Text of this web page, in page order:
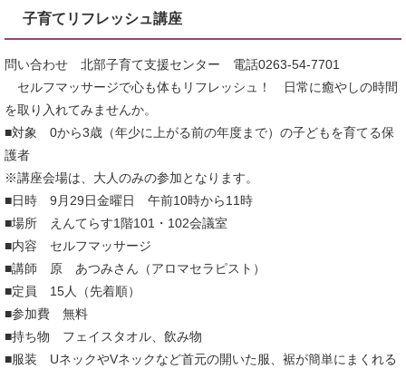
子育てリフレッシュ講座
問い合わせ 北部子育て支援センター 電話0263-54-7701
セルフマッサージで心も体もリフレッシュ！ 日常に癒やしの時間
を取り入れてみませんか。
■対象 0から3歳（年少に上がる前の年度まで）の子どもを育てる保
護者
※講座会場は、大人のみの参加となります。
■日時 9月29日金曜日 午前10時から11時
■場所 えんてらす1階101・102会議室
■内容 セルフマッサージ
■講師 原 あつみさん（アロマセラピスト）
■定員 15人（先着順）
■参加費 無料
■持ち物 フェイスタオル、飲み物
■服装 UネックやVネックなど首元の開いた服、裾が簡単にまくれる